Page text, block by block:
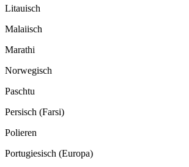
Litauisch
Malaiisch
Marathi
Norwegisch
Paschtu
Persisch (Farsi)
Polieren
Portugiesisch (Europa)